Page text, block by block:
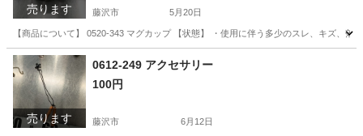
売ります 藤沢市 5月20日
【商品について】 0520-343 マグカップ 【状態】 ・使用に伴う多少のスレ、キズ、
神奈川 藤沢市 リユース
売ります
0612-249 アクセサリー
100円
藤沢市 6月12日